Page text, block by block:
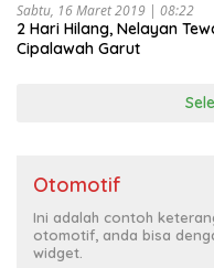
Sabtu, 16 Maret 2019 | 08:22
2 Hari Hilang, Nelayan
Cipalawah Garut
Otomotif
Ini adalah contoh
otomotif, anda bisa
widget.